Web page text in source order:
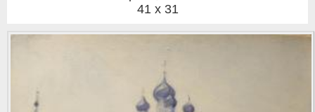
41 x 31